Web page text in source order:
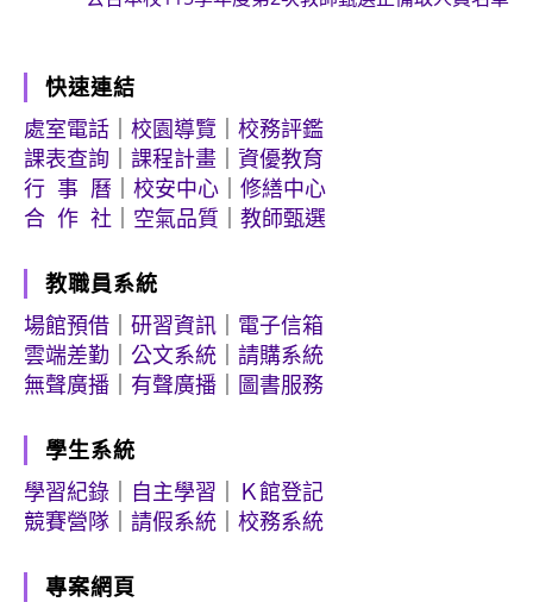
快速連結
處室電話
校園導覽
校務評鑑
課表查詢
課程計畫
資優教育
行 事 曆
校安中心
修繕中心
合 作 社
空氣品質 教師甄選
教職員系統
場館預借
研習資訊
電子信箱
雲端差勤
公文系統
請購系統
無聲廣播
有聲廣播 圖書服務
學生系統
學習紀錄
自主學習
Ｋ館登記
競賽營隊
請假系統 校務系統
專案網頁